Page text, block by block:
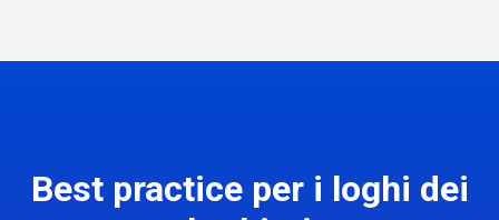
Best practice per i loghi dei